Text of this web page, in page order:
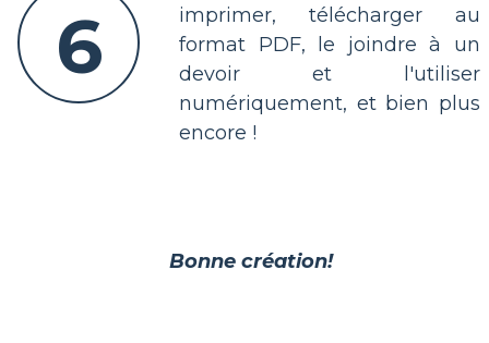
6
imprimer, télécharger au
format PDF, le joindre à un
devoir et l'utiliser
numériquement, et bien plus
encore !
Bonne création!